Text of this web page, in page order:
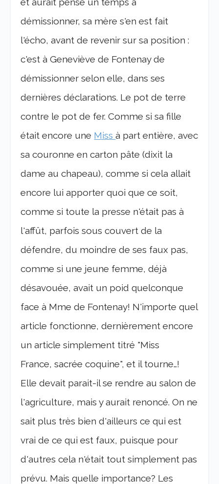
démissionner, sa mère s'en est fait
l'écho, avant de revenir sur sa position :
c'est à Geneviève de Fontenay de
démissionner selon elle, dans ses
dernières déclarations. Le pot de terre
contre le pot de fer. Comme si sa fille
était encore une Missà part entière, avec
sa couronne en carton pâte (dixit la
dame au chapeau), comme si cela allait
encore lui apporter quoi que ce soit,
comme si toute la presse n'était pas à
l'affût, parfois sous couvert de la
défendre, du moindre de ses faux pas,
comme si une jeune femme, déjà
désavouée, avait un poid quelconque
face à Mme de Fontenay! N'importe quel
article fonctionne, dernièrement encore
un article simplement titré "Miss
France, sacrée coquine", et il tourne…!
Elle devait parait-il se rendre au salon de
l'agriculture, mais y aurait renoncé. On ne
sait plus très bien d'ailleurs ce qui est
vrai de ce qui est faux, puisque pour
d'autres cela n'était tout simplement pas
prévu. Mais quelle importance? Les